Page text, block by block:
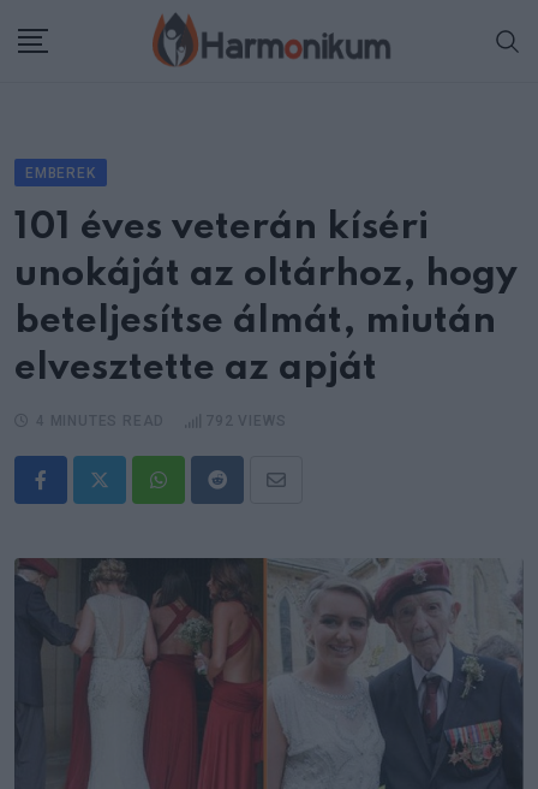
EMBEREK
101 éves veterán kíséri
unokáját az oltárhoz, hogy
beteljesítse álmát, miután
elvesztette az apját
WhatsappRedditShare
Email